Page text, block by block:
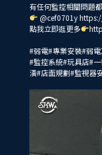
有任何監控相關問題
@cef0701y
點我立即逛更多
#弱電#專業安裝#弱
#監控系統#玩具店#
潢#店面規劃#監視器